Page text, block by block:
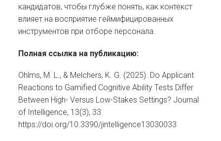
кандидатов, чтобы глубже понять, как контекст
влияет на восприятие геймифицированных
инструментов при отборе персонала.
Полная ссылка на публикацию:
Ohlms, M. L., & Melchers, K. G. (2025). Do Applicant
Reactions to Gamified Cognitive Ability Tests Differ
Between High- Versus Low-Stakes Settings? Journal
of Intelligence, 13(3), 33.
https://doi.org/10.3390/jintelligence13030033